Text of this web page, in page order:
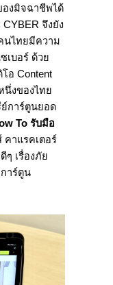
องมิจฉาชีพได้
จึงยัง
นไทยมีความ
เบอร์ ด้วย
อ Content
งของไทย
ย์การ์ตูนยอด
To รับมือ
าแรคเตอร์
ๆ เรื่องภัย
าร์ตูน